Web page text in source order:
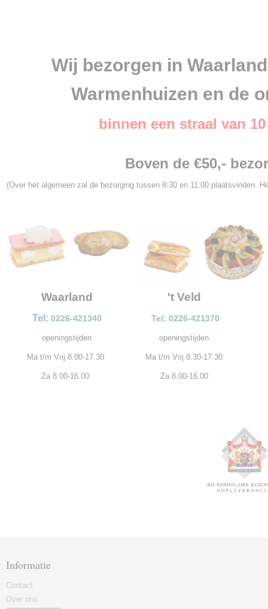
Wij bezorgen in
Warmenhuizen en de
binnen een straal van
Boven de €50,-
(Over het algemeen zal de bezorging tussen 8:30 en 11:00 plaatsvinden.
Waarland
Tel: 0226-421340
openingstijden
Ma t/m Vrij 8.00-17.30
Za 8.00-16.00
't Veld
Tel: 0226-421370
openingstijden
Ma t/m Vrij 8.30-17.30
Za 8.00-16.00
Informatie
Contact
Over ons